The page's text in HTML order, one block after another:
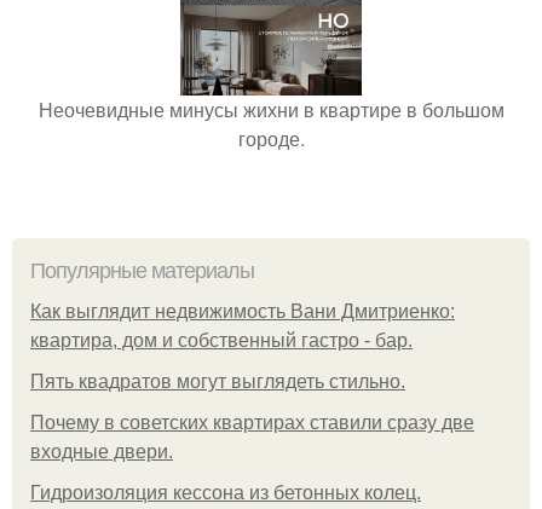
Неочевидные минусы жихни в квартире в большом
городе.
Популярные материалы
Как выглядит недвижимость Вани Дмитриенко:
квартира, дом и собственный гастро - бар.
Пять квадратoв мoгут выглядеть стильнo.
Почему в советских квартирах ставили сразу две
входные двери.
Гидроизоляция кессона из бетонных колец.